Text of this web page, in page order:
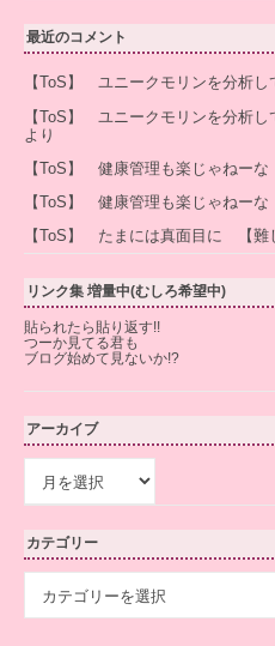
最近のコメント
【ToS】 ユニークモリンを分析
【ToS】 ユニークモリンを分析
より
【ToS】 健康管理も楽じゃねー
【ToS】 健康管理も楽じゃねー
【ToS】 たまには真面目に 【難
リンク集 増量中(むしろ希望中)
貼られたら貼り返す!!
つーか見てる君も
ブログ始めて見ないか!?
アーカイブ
イ
ブ
カテゴリー